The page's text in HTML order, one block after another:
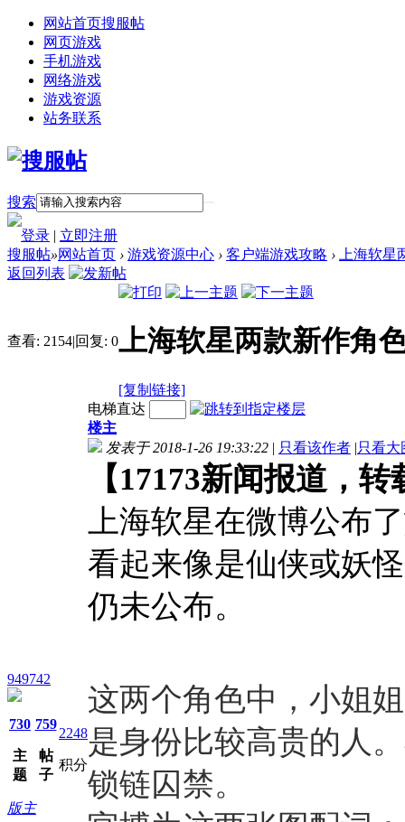
网站首页搜服帖
网页游戏
手机游戏
网络游戏
游戏资源
站务联系
搜索
登录 | 立即注册
搜服帖»网站首页 › 游戏资源中心 › 客户端游戏攻略 ›
上海软
返回列表
查看: 2154|回复: 0上海软星两款新作角
[复制链接]
949742
730
主
题
759
帖
子
2248
积分
版主
电梯直达
楼主
发表于 2018-1-26 19:33:22 | 只看该作者 |只看大
【17173新闻报道，
上海软星在微博公布
看起来像是仙侠或妖
仍未公布。
这两个角色中，小姐
是身份比较高贵的人
锁链囚禁。